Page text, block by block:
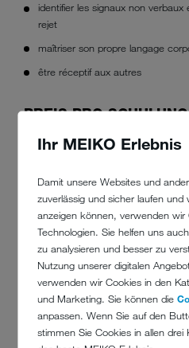
Ihr MEIKO Erlebnis
Damit unsere Websites und
zuverlässig und sicher laufen
anzeigen können, verwenden
Technologien. Sie helfen uns
zu analysieren und besser zu
Nutzung unserer digitalen
verwenden wir Cookies in den
und Marketing. Sie können die
anpassen. Wenn Sie auf den
stimmen Sie Cookies in allen
identifier les signaux non
rejet
maîtriser son propre langage
être réceptif aux autres
PREIS PRO
79,00 EUR
TEILNAHME JEDERZEIT
Veranstaltungsort: online
MEIKO-KONTO SCHON